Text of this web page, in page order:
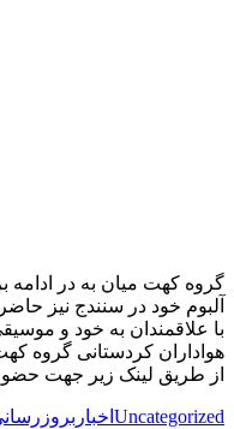
گروه کهت میان به در
آلبوم خود در سنندج نیز
با علاقمندان به خود و
هواداران کردستانی گروه
از طریق لینک زیر جهت
Uncategorized اخبار